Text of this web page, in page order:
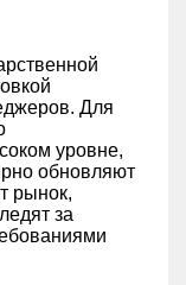
Для
уровне,
обновляют
рынок,
за